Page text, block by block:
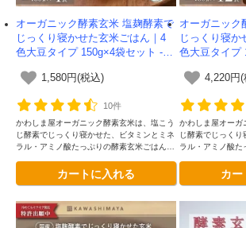
オーガニック酵素玄米 塩麹酵素で
じっくり寝かせた玄米ごはん｜4
色大豆タイプ 150g×4袋セット -か
1,580円(税込)
10件
かわしま屋オーガニック酵素玄米は、塩こう
じ酵素でじっくり寝かせた、ビタミンとミネ
ラル・アミノ酸たっぷりの酵素玄米ごはんで
しくなりました。4種類の大豆入りです
カートに入れる
オーガニック
じっくり寝か
色大豆タイプ
4,220円(
かわしま屋オーガ
じ酵素でじっくり
ラル・アミノ酸た
しくなりました
カ